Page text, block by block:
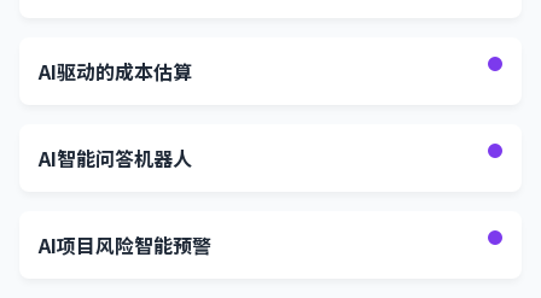
AI驱动的成本估算
AI智能问答机器人
AI项目风险智能预警